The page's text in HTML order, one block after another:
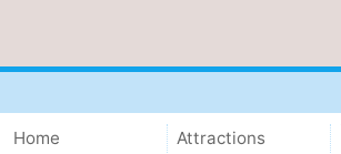
Home
Attractions